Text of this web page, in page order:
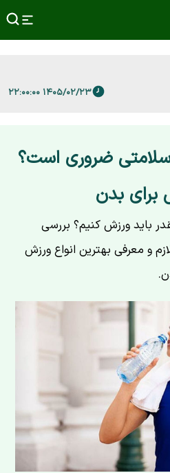
۱۴۰۵/۰۲/۲۳ ۲۲:۰۰:۰۰
ضروری است؟
برای بدن
باید ورزش کنیم؟ بررسی
و معرفی بهترین انواع ورزش